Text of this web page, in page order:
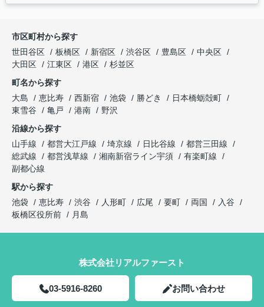
市区町村から探す
世田谷区
板橋区 新宿区 渋谷区 豊島区
中央区
大田区
江東区 港区
杉並区
町名から探す
大島
恵比寿 西新宿 池袋 勝どき
日本橋蛎殻町
東雪谷
亀戸 港南
野沢
沿線から探す
山手線
都営大江戸線 埼京線 日比谷線
都営三田線
総武線
都営浅草線 湘南新宿ライン宇須
有楽町線
副都心線
駅から探す
池袋
恵比寿 渋谷 人形町 広尾 要町 両国
入谷
板橋区役所前
月島
株式会社リアルファースト
03-5916-8260 お問い合わせ